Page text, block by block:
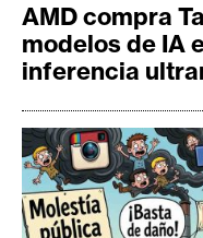
AMD compra
modelos de IA
inferencia